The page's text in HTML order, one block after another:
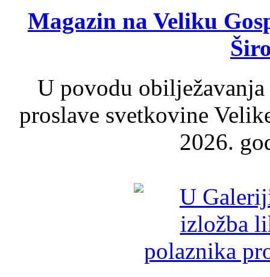
Magazin na Veliku
U povodu
proslave svetkovine
2026.